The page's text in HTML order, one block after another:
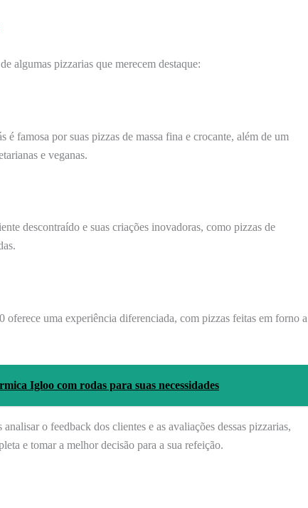
algumas pizzarias que merecem destaque:
famosa por suas pizzas de massa fina e crocante, além de um
e veganas.
descontraído e suas criações inovadoras, como pizzas de
oferece uma experiência diferenciada, com pizzas feitas em forno a
Igloo com rodas para suas necessidades
o feedback dos clientes e as avaliações dessas pizzarias,
e tomar a melhor decisão para a sua refeição.